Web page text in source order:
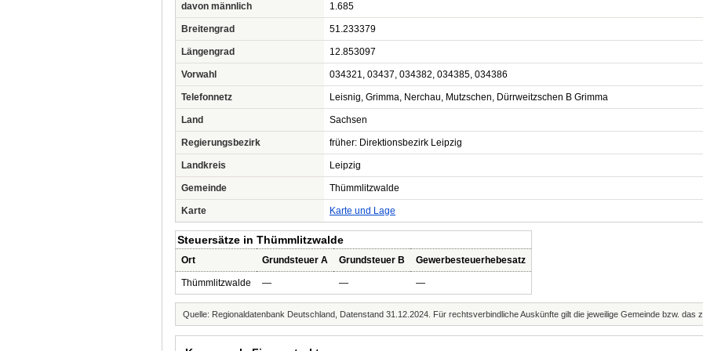
davon männlich 1.685
Breitengrad 51.233379
Längengrad 12.853097
Vorwahl 034321, 03437, 034382, 034385, 034386
Telefonnetz Leisnig, Grimma, Nerchau, Mutzschen, Dürrweitzschen B Grimma
Land Sachsen
Regierungsbezirk früher: Direktionsbezirk Leipzig
Landkreis Leipzig
Gemeinde Thümmlitzwalde
Karte Karte und Lage
Steuersätze in Thümmlitzwalde
Ort Grundsteuer A Grundsteuer B Gewerbesteuerhebesatz
Thümmlitzwalde — — —
Quelle: Regionaldatenbank Deutschland, Datenstand 31.12.2024. Für rechtsverbindliche Auskünfte gilt die jeweilige Gemeinde bzw. das